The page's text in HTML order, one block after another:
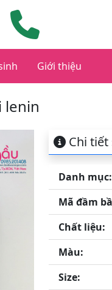
Giới thiệu
lenin
Chi tiết
Danh mục:
Mã đầm
Chất liệu:
Màu:
Size: